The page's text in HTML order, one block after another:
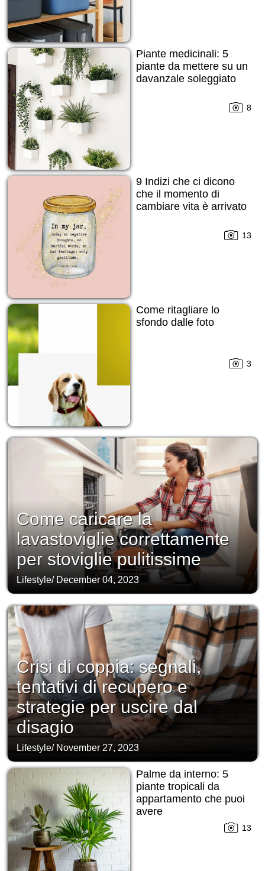
Piante medicinali: 5
piante da mettere su un
davanzale soleggiato
8
9 Indizi che ci dicono
che il momento di
cambiare vita è arrivato
13
Come ritagliare lo
sfondo dalle foto
3
Come caricare la
lavastoviglie correttamente
per stoviglie pulitissime
Lifestyle/ December 04, 2023
Crisi di coppia: segnali,
tentativi di recupero e
strategie per uscire dal
disagio
Lifestyle/ November 27, 2023
Palme da interno: 5
piante tropicali da
appartamento che puoi
avere
13